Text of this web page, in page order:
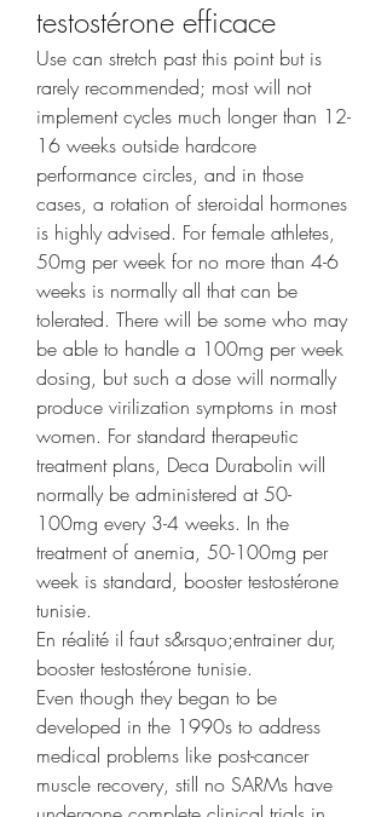
testostérone efficace
Use can stretch past this point but is
rarely recommended; most will not
implement cycles much longer than 12-
16 weeks outside hardcore
performance circles, and in those
cases, a rotation of steroidal hormones
is highly advised. For female athletes,
50mg per week for no more than 4-6
weeks is normally all that can be
tolerated. There will be some who may
be able to handle a 100mg per week
dosing, but such a dose will normally
produce virilization symptoms in most
women. For standard therapeutic
treatment plans, Deca Durabolin will
normally be administered at 50-
100mg every 3-4 weeks. In the
treatment of anemia, 50-100mg per
week is standard, booster testostérone
tunisie.
En réalité il faut s&rsquo;entrainer dur,
booster testostérone tunisie.
Even though they began to be
developed in the 1990s to address
medical problems like post-cancer
muscle recovery, still no SARMs have